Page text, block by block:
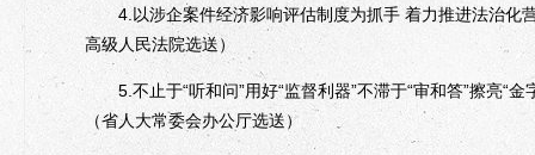
4.以涉企案件经济影响评估制度为抓手 着力推进法治化
高级人民法院选送）
5.不止于“听和问”用好“监督利器”不滞于“审和答”擦亮“
（省人大常委会办公厅选送）